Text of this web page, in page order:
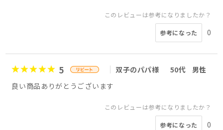
このレビューは参考になりましたか？
参考になった 0
5 双子のパパ様 50代
男性
良い商品ありがとうございます
このレビューは参考になりましたか？
参考になった 0